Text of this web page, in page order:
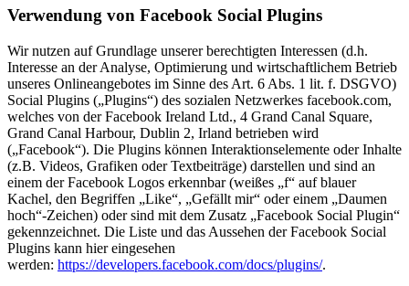
Verwendung von Facebook Social Plugins
Wir nutzen auf Grundlage unserer berechtigten Interessen (d.h.
Interesse an der Analyse, Optimierung und wirtschaftlichem Betrieb
unseres Onlineangebotes im Sinne des Art. 6 Abs. 1 lit. f. DSGVO)
Social Plugins („Plugins“) des sozialen Netzwerkes facebook.com,
welches von der Facebook Ireland Ltd., 4 Grand Canal Square,
Grand Canal Harbour, Dublin 2, Irland betrieben wird
(„Facebook“). Die Plugins können Interaktionselemente oder Inhalte
(z.B. Videos, Grafiken oder Textbeiträge) darstellen und sind an
einem der Facebook Logos erkennbar (weißes „f“ auf blauer
Kachel, den Begriffen „Like“, „Gefällt mir“ oder einem „Daumen
hoch“-Zeichen) oder sind mit dem Zusatz „Facebook Social Plugin“
gekennzeichnet. Die Liste und das Aussehen der Facebook Social
Plugins kann hier eingesehen
werden: https://developers.facebook.com/docs/plugins/.